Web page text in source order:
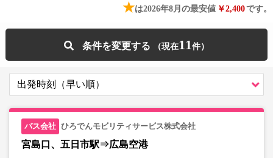
★は2026年8月の最安値 ￥2,400です。
条件を変更する 11
ひろでんモビリティサービス株式会社
宮島口、五日市駅⇒広島空港